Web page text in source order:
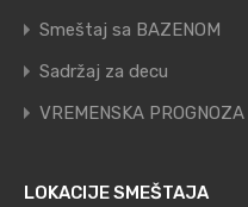
Smeštaj sa BAZENOM
Sadržaj za decu
VREMENSKA PROGNOZA
LOKACIJE SMEŠTAJA